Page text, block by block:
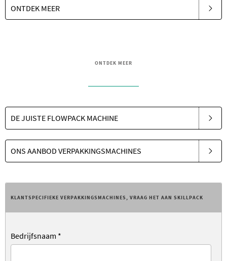
ONTDEK MEER
ONTDEK MEER
DE JUISTE FLOWPACK MACHINE
ONS AANBOD VERPAKKINGSMACHINES
KLANTSPECIFIEKE VERPAKKINGSMACHINES, VRAAG HET AAN SKILLPACK
Bedrijfsnaam *